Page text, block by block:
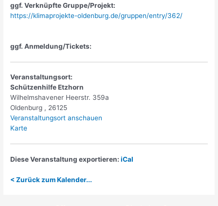
ggf. Verknüpfte Gruppe/Projekt:
https://klimaprojekte-oldenburg.de/gruppen/entry/362/
ggf. Anmeldung/Tickets:
Veranstaltungsort:
Schützenhilfe Etzhorn
Wilhelmshavener Heerstr. 359a
Oldenburg , 26125
Veranstaltungsort anschauen
KarteSchützenhilfe
Diese Veranstaltung exportieren:iCal
< Zurück zum Kalender...